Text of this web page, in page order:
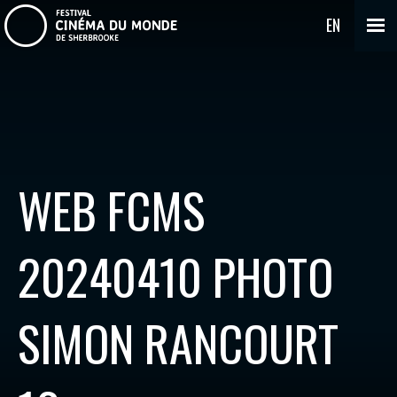
EN
WEB FCMS
20240410 PHOTO
SIMON RANCOURT